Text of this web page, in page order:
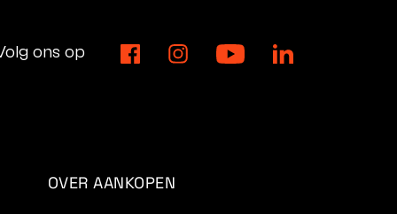
ons op
OVER AANKOPEN